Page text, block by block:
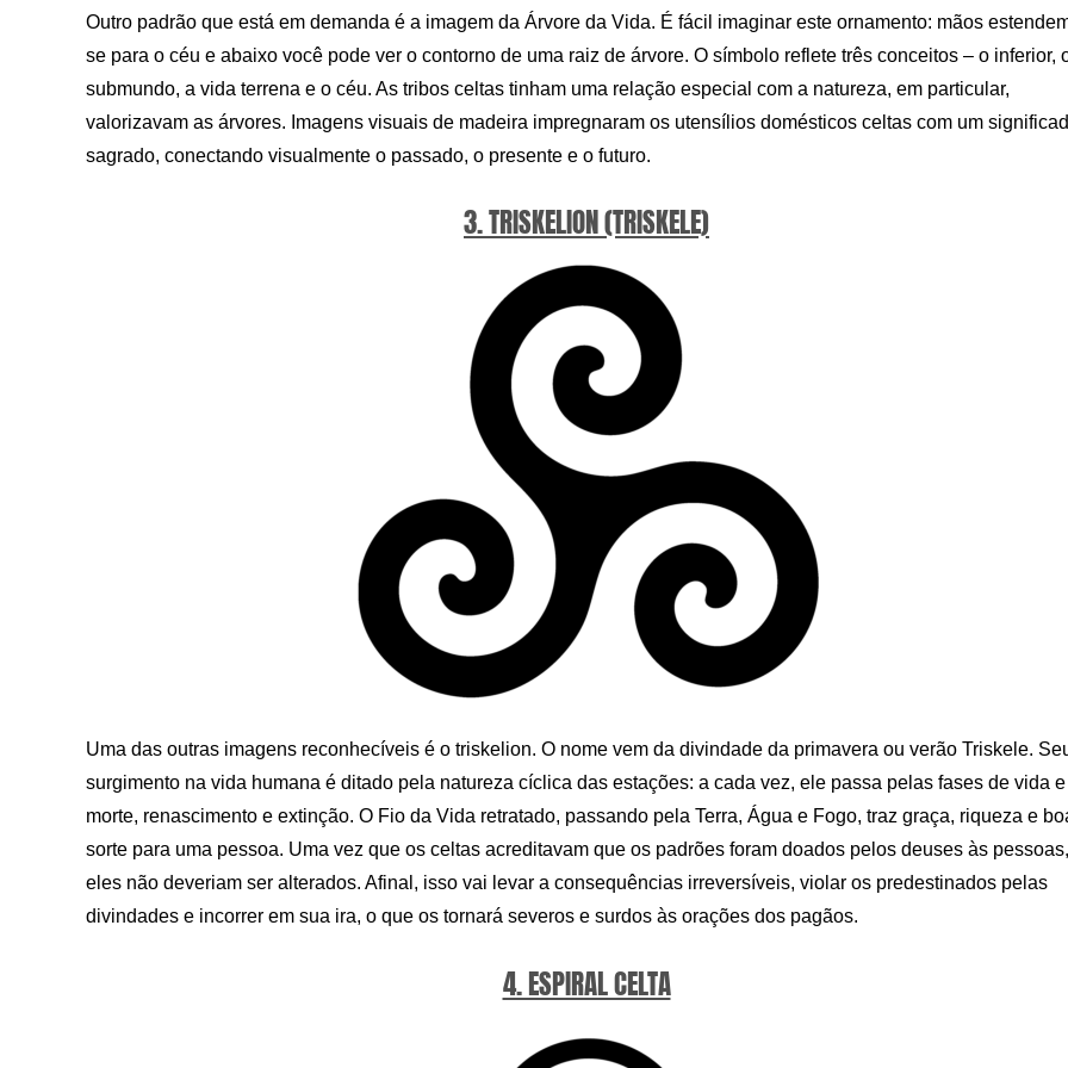
Outro padrão que está em demanda é a imagem da Árvore da Vida. É fácil imaginar este ornamento: mãos
se para o céu e abaixo você pode ver o contorno de uma raiz de árvore. O símbolo reflete três conceitos – o inferior,
submundo, a vida terrena e o céu. As tribos celtas tinham uma relação especial com a natureza, em particular,
valorizavam as árvores. Imagens visuais de madeira impregnaram os utensílios domésticos celtas com um
sagrado, conectando visualmente o passado, o presente e o futuro.
3. TRISKELION (TRISKELE)
Uma das outras imagens reconhecíveis é o triskelion. O nome vem da divindade da primavera ou verão Triskele.
surgimento na vida humana é ditado pela natureza cíclica das estações: a cada vez, ele passa pelas fases de vida e
morte, renascimento e extinção. O Fio da Vida retratado, passando pela Terra, Água e Fogo, traz graça, riqueza e
sorte para uma pessoa. Uma vez que os celtas acreditavam que os padrões foram doados pelos deuses às pessoas,
eles não deveriam ser alterados. Afinal, isso vai levar a consequências irreversíveis, violar os predestinados pelas
divindades e incorrer em sua ira, o que os tornará severos e surdos às orações dos pagãos.
4. ESPIRAL CELTA